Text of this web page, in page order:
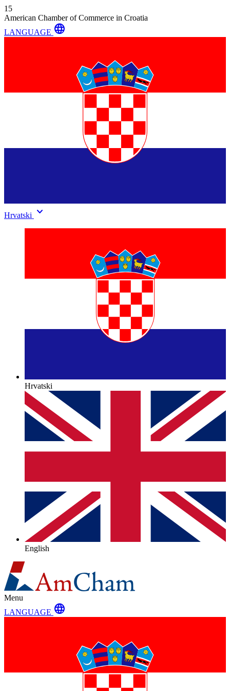
15
American Chamber of Commerce in Croatia
LANGUAGE language
Hrvatski keyboard_arrow_down
Hrvatski
English
Menu
LANGUAGE language